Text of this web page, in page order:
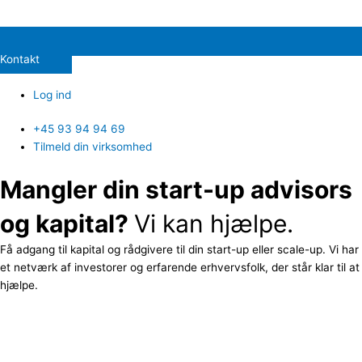
Kontakt
Log ind
+45 93 94 94 69
Tilmeld din virksomhed
Mangler din start-up advisors
og kapital? Vi kan hjælpe.
Få adgang til kapital og rådgivere til din start-up eller scale-up. Vi har
et netværk af investorer og erfarende erhvervsfolk, der står klar til at
hjælpe.